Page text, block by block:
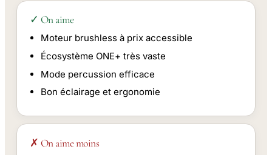
✓ On aime
Moteur brushless à prix accessible
Écosystème ONE+ très vaste
Mode percussion efficace
Bon éclairage et ergonomie
✗ On aime moins